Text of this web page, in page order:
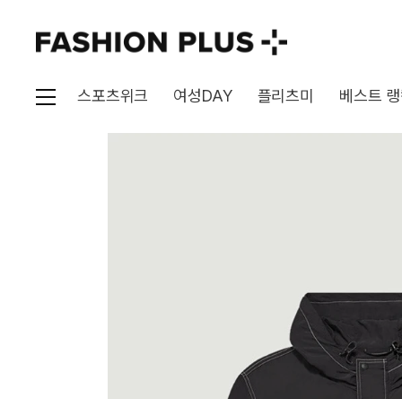
스포츠위크 여성DAY 플리츠미 베스트